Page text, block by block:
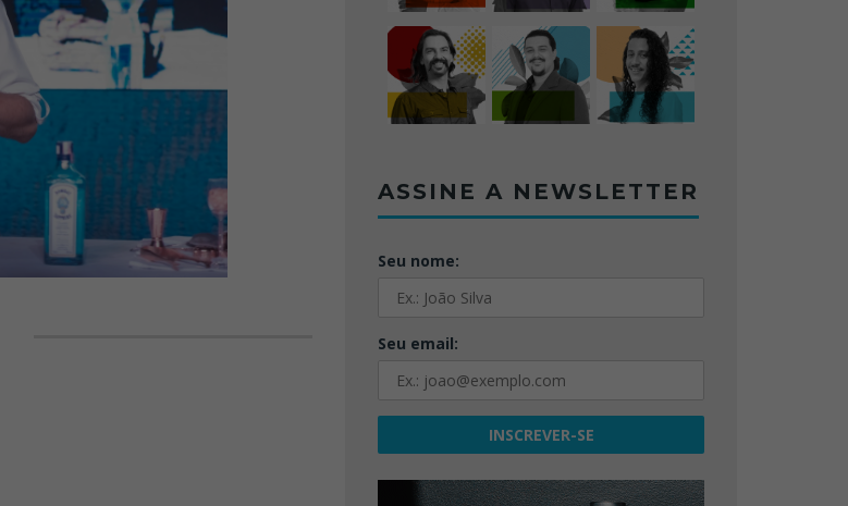
ASSINE A NEWSLETTER
Seu nome:
Seu email: